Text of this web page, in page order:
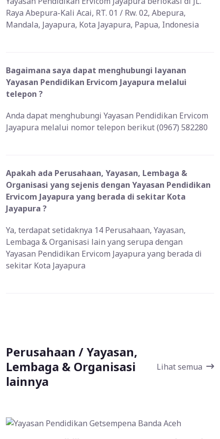
Raya Abepura-Kali Acai, RT. 01 / Rw. 02, Abepura,
Mandala, Jayapura, Kota Jayapura, Papua, Indonesia
Bagaimana saya dapat menghubungi layanan
Yayasan Pendidikan Ervicom Jayapura melalui
telepon ?
Anda dapat menghubungi Yayasan Pendidikan Ervicom
Jayapura melalui nomor telepon berikut (0967) 582280
Apakah ada Perusahaan, Yayasan, Lembaga &
Organisasi yang sejenis dengan Yayasan Pendidikan
Ervicom Jayapura yang berada di sekitar Kota
Jayapura ?
Ya, terdapat setidaknya 14 Perusahaan, Yayasan,
Lembaga & Organisasi lain yang serupa dengan
Yayasan Pendidikan Ervicom Jayapura yang berada di
sekitar Kota Jayapura
Perusahaan / Yayasan,
Lembaga & Organisasi
lainnya
Lihat semua